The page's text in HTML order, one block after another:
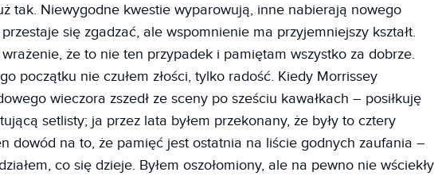
tak. Niewygodne kwestie wyparowują, inne nabierają nowego
się zgadzać, ale wspomnienie ma przyjemniejszy kształt.
że to nie ten przypadek i pamiętam wszystko za dobrze.
początku nie czułem złości, tylko radość. Kiedy Morrissey
wieczora zszedł ze sceny po sześciu kawałkach – posiłkuję
setlisty; ja przez lata byłem przekonany, że były to cztery
dowód na to, że pamięć jest ostatnia na liście godnych zaufania –
co się dzieje. Byłem oszołomiony, ale na pewno nie wściekły